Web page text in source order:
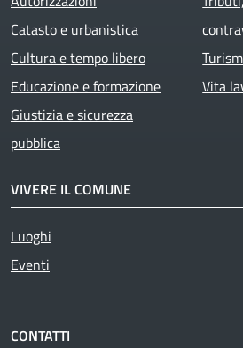
Catasto e urbanistica
Cultura e tempo libero
Educazione e formazione
Giustizia e sicurezza
pubblica
Vita
VIVERE IL COMUNE
Luoghi
Eventi
CONTATTI